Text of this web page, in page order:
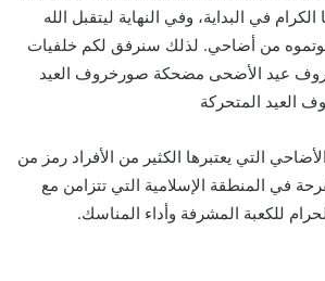
الكرام في البداية، وفي النهاية ليتقبل الله
من أضاحي. لذلك سنرفق لكم خلفيات
عيد الأضحى مضحكة صورخروف العيد
التي يعتبرها الكثير من الأفراد رمز من
في المنطقة الإسلامية التي تتزامن مع
للكعبة المشرفة وأداء المناسك.